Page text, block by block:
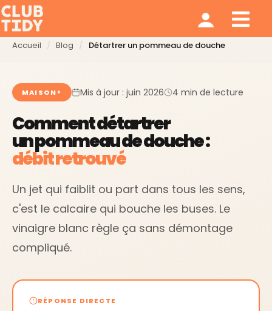
Accueil Blog Détartrer un pommeau de douche
MAISON Mis à jour : juin 2026 4 min de lecture
Comment détartrer
un pommeau de douche :
débit retrouvé
Un jet qui faiblit ou part dans tous les sens,
c'est le calcaire qui bouche les buses. Le
vinaigre blanc règle ça sans démontage
compliqué.
RÉPONSE DIRECTE